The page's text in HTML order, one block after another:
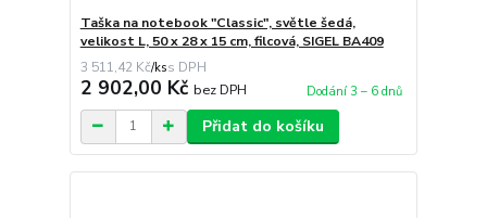
Taška na notebook "Classic", světle šedá,
velikost L, 50 x 28 x 15 cm, filcová, SIGEL BA409
3 511,42 Kč/ks
2 902,00 Kč bez DPH Dodání 3 – 6 dnů
Přidat do košíku